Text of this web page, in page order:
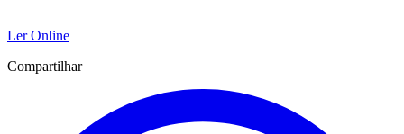
Ler Online
Compartilhar